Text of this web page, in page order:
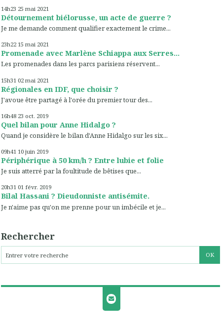
14h23 25 mai 2021
Détournement biélorusse, un acte de guerre ?
Je me demande comment qualifier exactement le crime...
23h22 15 mai 2021
Promenade avec Marlène Schiappa aux Serres...
Les promenades dans les parcs parisiens réservent...
15h31 02 mai 2021
Régionales en IDF, que choisir ?
J'avoue être partagé à l'orée du premier tour des...
16h48 23 oct. 2019
Quel bilan pour Anne Hidalgo ?
Quand je considère le bilan d'Anne Hidalgo sur les six...
09h41 10 juin 2019
Périphérique à 50 km/h ? Entre lubie et folie
Je suis atterré par la foultitude de bêtises que...
20h31 01 févr. 2019
Bilal Hassani ? Dieudonniste antisémite.
Je n'aime pas qu'on me prenne pour un imbécile et je...
Rechercher